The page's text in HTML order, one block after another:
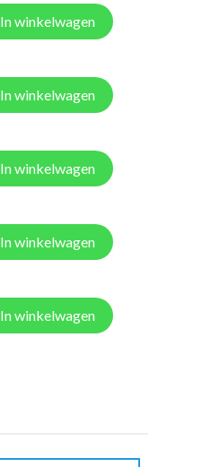
In winkelwagen
In winkelwagen
In winkelwagen
In winkelwagen
In winkelwagen